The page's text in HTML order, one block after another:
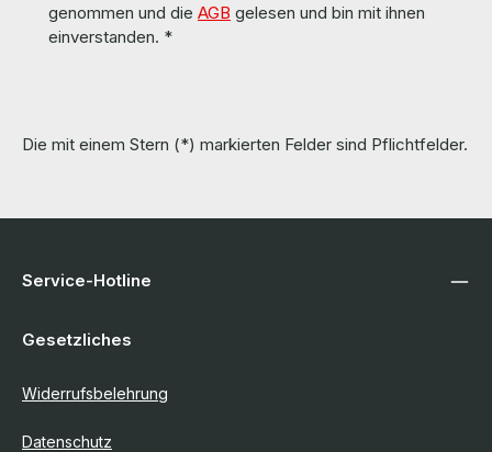
genommen und die AGB gelesen und bin mit ihnen
einverstanden. *
Die mit einem Stern (*) markierten Felder sind Pflichtfelder.
Service-Hotline
Gesetzliches
Widerrufsbelehrung
Datenschutz